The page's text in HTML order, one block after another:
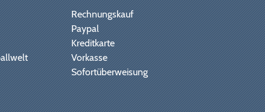
Rechnungskauf
Paypal
Kreditkarte
Vorkasse
Sofortüberweisung